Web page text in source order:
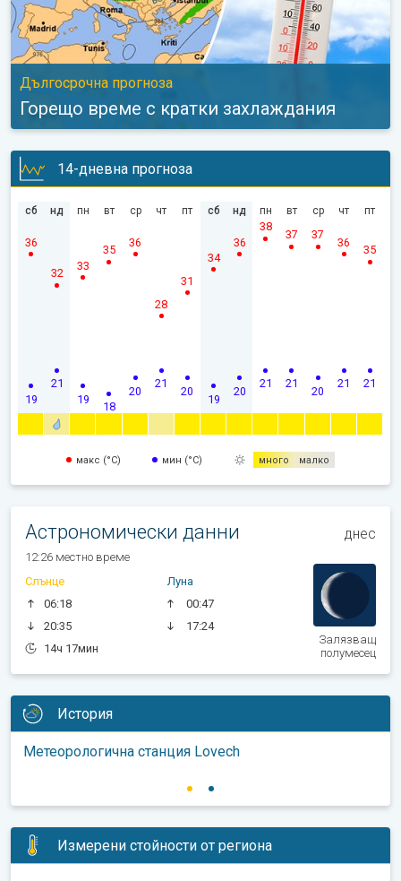
Дългосрочна прогноза
Горещо време с кратки захлаждания
14-дневна прогноза
сб
19
36
нд
21
32
пн
19
33
вт
18
35
ср
20
36
чт
21
28
пт
20
31
сб
19
34
нд
20
36
пн
21
38
вт
21
37
ср
20
37
чт
21
36
пт
21
35
макс (°C) мин (°C) много малко
Астрономически данни днес
12:26 местно време
Слънце
06:18
20:35
14ч 17мин
Луна
00:47
17:24
Залязващ
полумесец
История
Метеорологична станция Lovech
Измерени стойности от региона